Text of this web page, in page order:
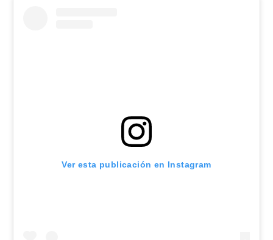
Ver esta publicación en Instagram